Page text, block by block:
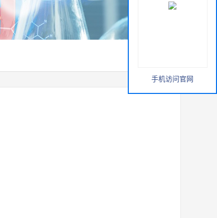
手机访问官网